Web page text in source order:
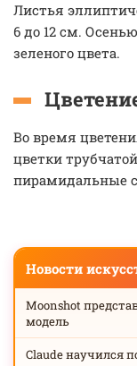
Листья
6 до 12 см.
зеленого цвета.
Во время
цветки
пирамидальные
Новости
Moonshot
модель
Claude научился